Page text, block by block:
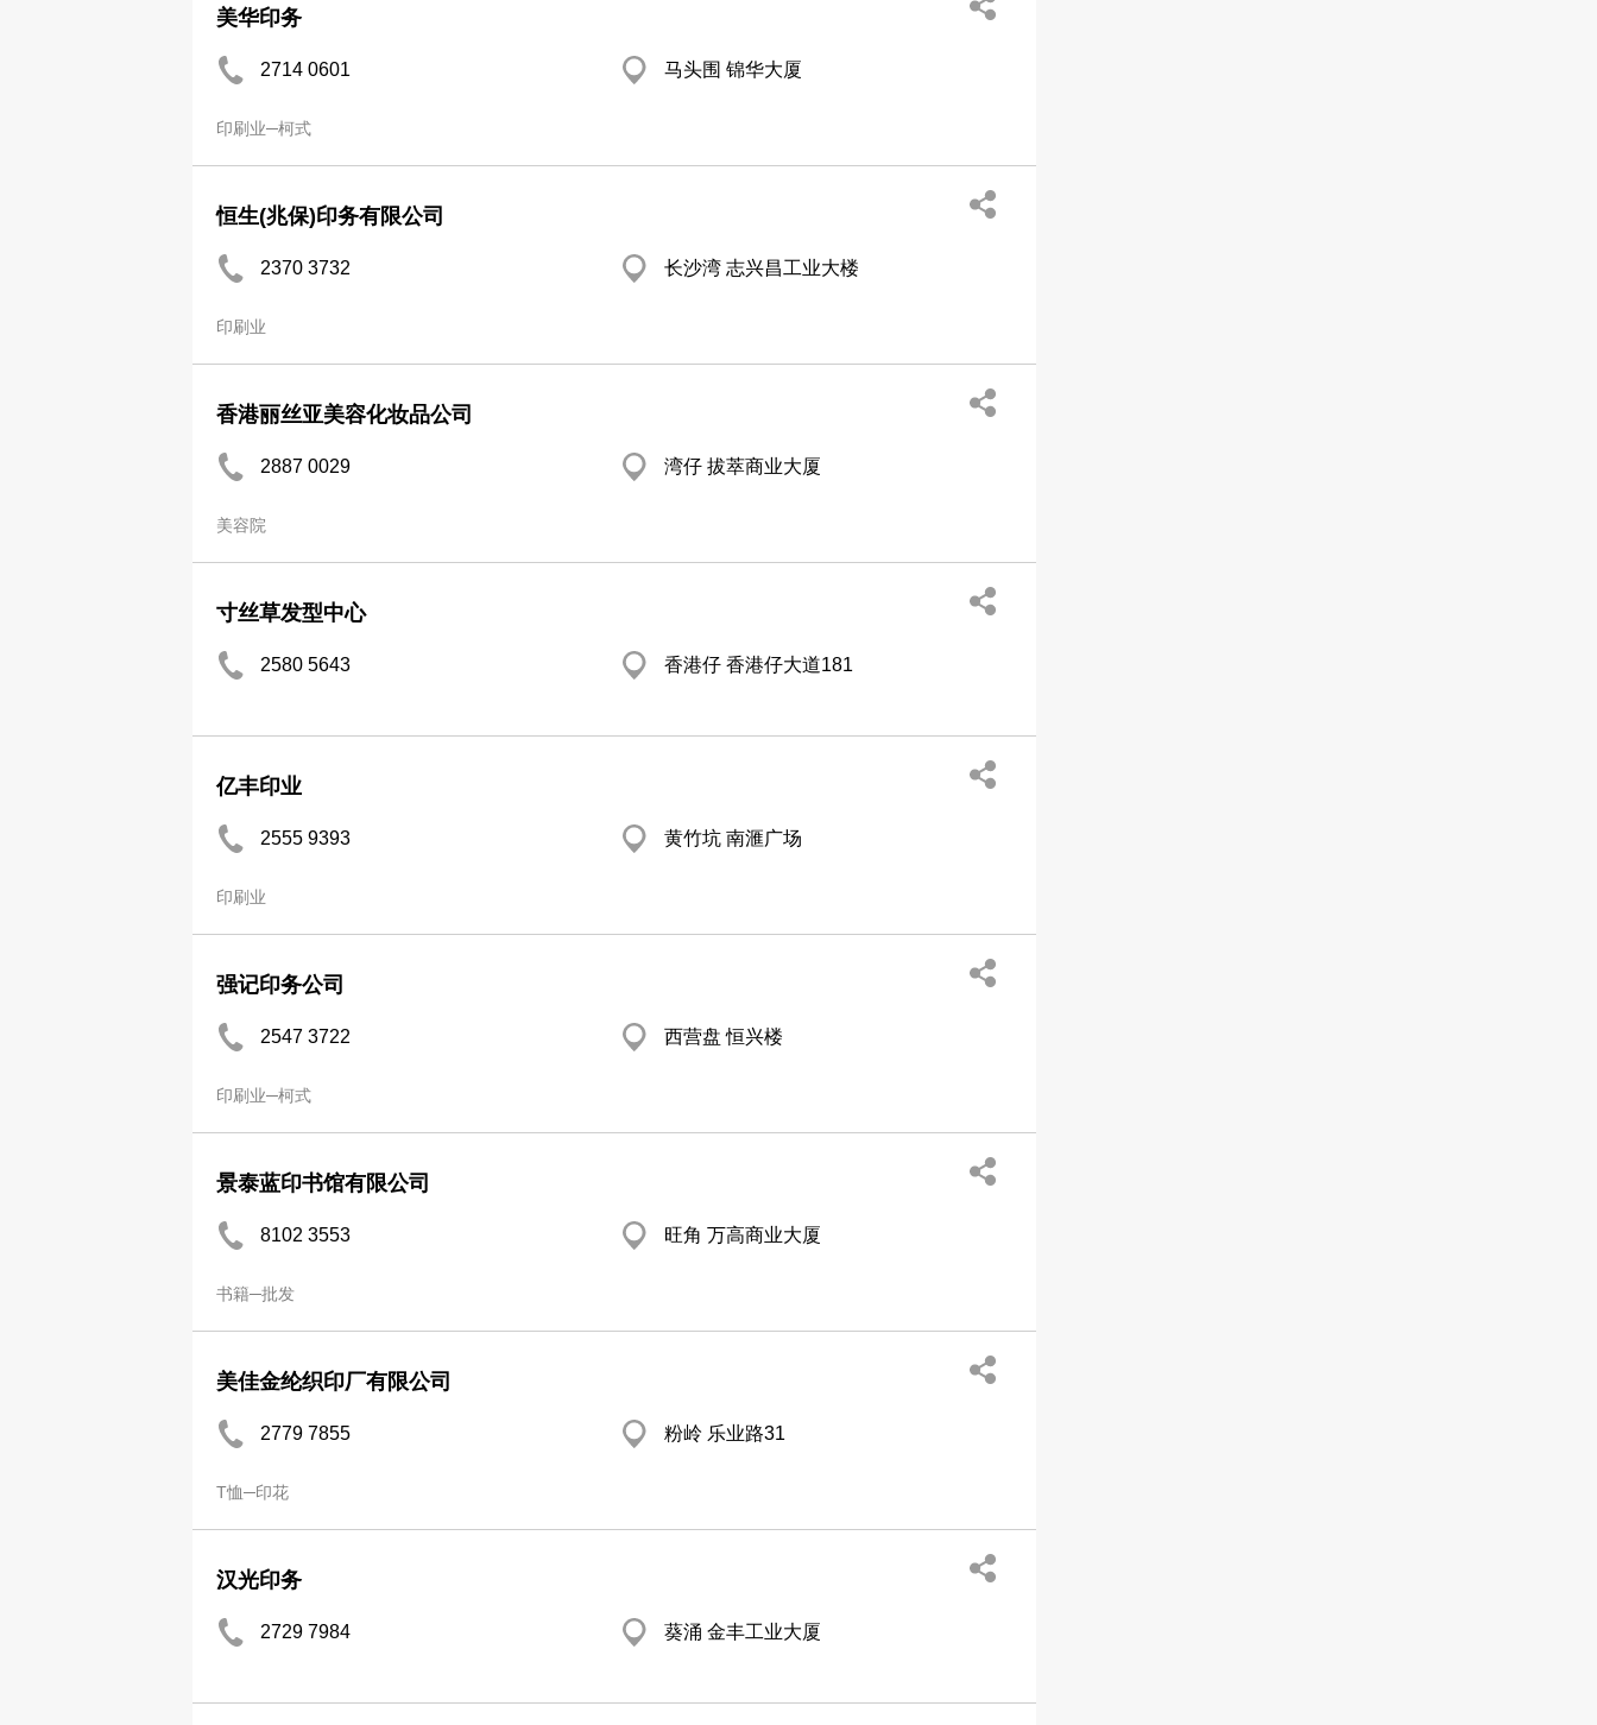
美华印务
2714 0601 马头围 锦华大厦
印刷业─柯式
恒生(兆保)印务有限公司
2370 3732 长沙湾 志兴昌工业大楼
印刷业
香港丽丝亚美容化妆品公司
2887 0029 湾仔 拔萃商业大厦
美容院
寸丝草发型中心
2580 5643 香港仔 香港仔大道181
亿丰印业
2555 9393 黄竹坑 南滙广场
印刷业
强记印务公司
2547 3722 西营盘 恒兴楼
印刷业─柯式
景泰蓝印书馆有限公司
8102 3553 旺角 万高商业大厦
书籍─批发
美佳金纶织印厂有限公司
2779 7855 粉岭 乐业路31
T恤─印花
汉光印务
2729 7984 葵涌 金丰工业大厦